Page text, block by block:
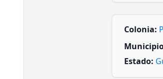
Colonia:
Estado: